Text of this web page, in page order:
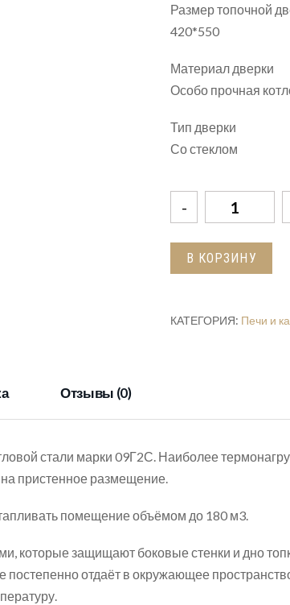
Размер топочной
420*550
Материал дверки
Особо прочная
Тип дверки
Со стеклом
Количество
товара
Печь-
Камин
В КОРЗИНУ
КАТЕГОРИЯ: Печи и
Отзывы (0)
стали марки 09Г2С. Наиболее
на пристенное размещение.
помещение объёмом до 180 м3.
которые защищают боковые стенки и дно
постепенно отдаёт в окружающее